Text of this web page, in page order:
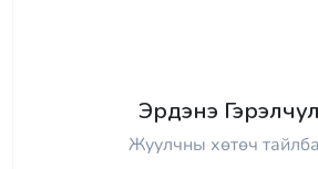
Эрдэнэ
Жуулчны хөтөч